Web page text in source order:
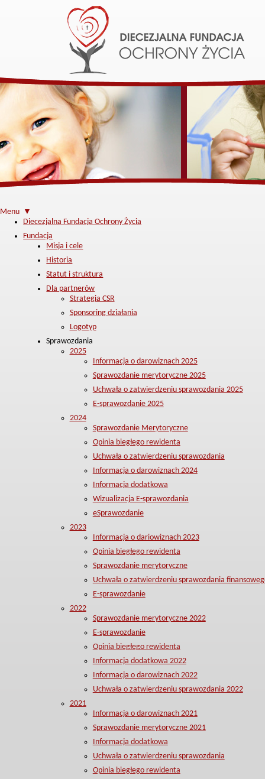
Menu ▼
Diecezjalna Fundacja Ochrony Życia
Fundacja
Misja i cele
Historia
Statut i struktura
Dla partnerów
Strategia CSR
Sponsoring działania
Logotyp
Sprawozdania
2025
Informacja o darowiznach 2025
Sprawozdanie merytoryczne 2025
Uchwała o zatwierdzeniu sprawozdania 2025
E-sprawozdanie 2025
2024
Sprawozdanie Merytoryczne
Opinia biegłego rewidenta
Uchwała o zatwierdzeniu sprawozdania
Informacja o darowiznach 2024
Informacja dodatkowa
Wizualizacja E-sprawozdania
eSprawozdanie
2023
Informacja o dariowiznach 2023
Opinia biegłego rewidenta
Sprawozdanie merytoryczne
Uchwała o zatwierdzeniu sprawozdania
E-sprawozdanie
2022
Sprawozdanie merytoryczne 2022
E-sprawozdanie
Opinia biegłego rewidenta
Informacja dodatkowa 2022
Informacja o darowiznach 2022
Uchwała o zatwierdzeniu sprawozdania 2022
2021
Informacja o darowiznach 2021
Sprawozdanie merytoryczne 2021
Informacja dodatkowa
Uchwała o zatwierdzeniu sprawozdania
Opinia biegłego rewidenta